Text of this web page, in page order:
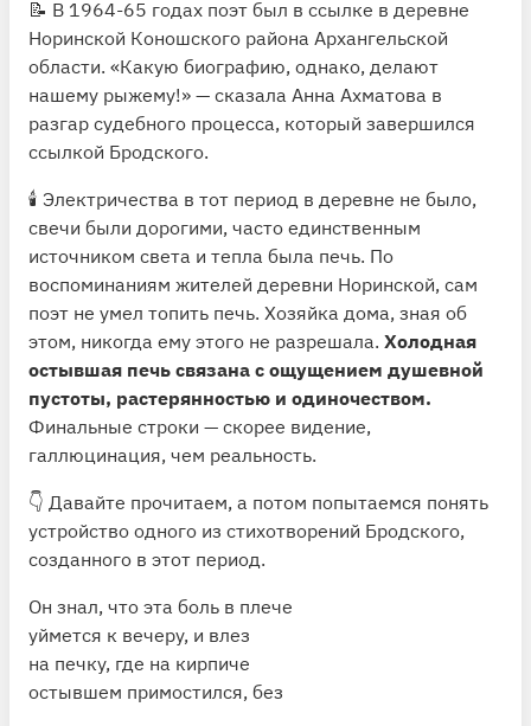
📝 В 1964-65 годах поэт был в ссылке в деревне
Норинской Коношского района Архангельской
области. «Какую биографию, однако, делают
нашему рыжему!» — сказала Анна Ахматова в
разгар судебного процесса, который завершился
ссылкой Бродского.
🕯 Электричества в тот период в деревне не было,
свечи были дорогими, часто единственным
источником света и тепла была печь. По
воспоминаниям жителей деревни Норинской, сам
поэт не умел топить печь. Хозяйка дома, зная об
этом, никогда ему этого не разрешала. Холодная
остывшая печь связана с ощущением душевной
пустоты, растерянностью и одиночеством.
Финальные строки — скорее видение,
галлюцинация, чем реальность.
👇 Давайте прочитаем, а потом попытаемся понять
устройство одного из стихотворений Бродского,
созданного в этот период.
Он знал, что эта боль в плече
уймется к вечеру, и влез
на печку, где на кирпиче
остывшем примостился, без